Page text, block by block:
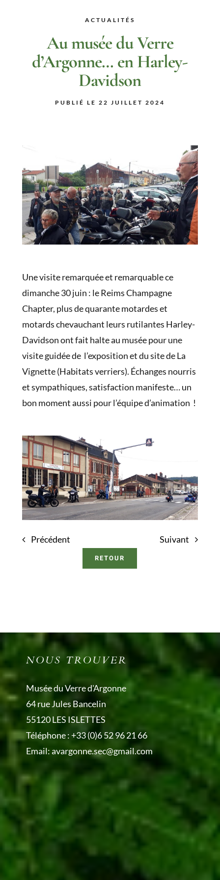
ACTUALITÉS
Au musée du Verre
d’Argonne… en Harley-
Davidson
PUBLIÉ LE 22 JUILLET 2024
Une visite remarquée et remarquable ce
dimanche 30 juin : le Reims Champagne
Chapter, plus de quarante motardes et
motards chevauchant leurs rutilantes Harley-
Davidson ont fait halte au musée pour une
visite guidée de l’exposition et du site de La
Vignette (Habitats verriers). Échanges nourris
et sympathiques, satisfaction manifeste… un
bon moment aussi pour l’équipe d’animation !
Précédent Suivant
RETOUR
NOUS TROUVER
Musée du Verre d'Argonne
64 rue Jules Bancelin
55120 LES ISLETTES
Téléphone :+33 (0)6 52 96 21 66
Email:avargonne.sec@gmail.com